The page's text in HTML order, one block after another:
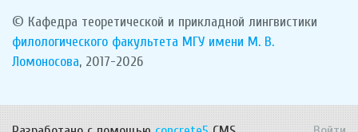
© Кафедра теоретической и прикладной лингвистики
филологического факультета МГУ имени М. В.
Ломоносова, 2017-2026